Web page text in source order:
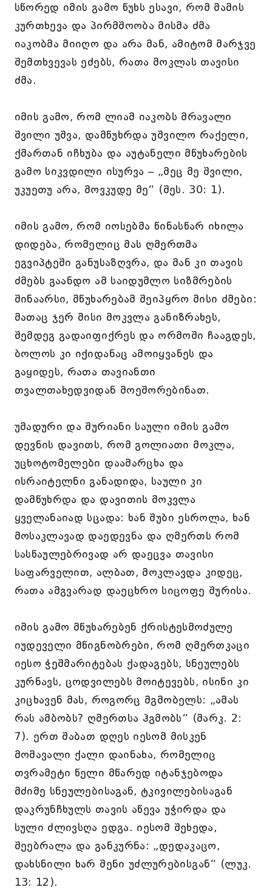
სწორედ იმის გამო წუხს ესავი, რომ მამის
კურთხევა და პირმშოობა მისმა ძმა
იაკობმა მიიღო და არა მან, ამიტომ მარჯვე
შემთხვევას ეძებს, რათა მოკლას თავისი
ძმა.
იმის გამო, რომ ლიამ იაკობს მრავალი
შვილი უშვა, დამწუხრდა უშვილო რაქელი,
ქმართან იჩხუბა და აუტანელი მწუხარების
გამო სიკვდილი ისურვა – „მეც მე შვილი,
უკუეთუ არა, მოვკუდე მე“ (შეს. 30: 1).
იმის გამო, რომ იოსებმა წინასწარ იხილა
დიდება, რომელიც მას ღმერთმა
ეგვიპტეში განუსაზღვრა, და მან კი თავის
ძმებს გაანდო ამ საიდუმლო სიზმრების
შინაარსი, მწუხარებამ შეიპყრო მისი ძმები:
მათაც ჯერ მისი მოკვლა განიზრახეს,
შემდეგ გადაიფიქრეს და ორმოში ჩააგდეს,
ბოლოს კი იქიდანაც ამოიყვანეს და
გაყიდეს, რათა თავიანთი
თვალთახედვიდან მოეშორებინათ.
უმადური და შურიანი საული იმის გამო
დევნის დავითს, რომ გოლიათი მოკლა,
უცხოტომელები დაამარცხა და
ისრაიტელნი განადიდა, საული კი
დამწუხრდა და დავითის მოკვლა
ყველანაიად სცადა: ხან შუბი ესროლა, ხან
მოსაკლავად დაედევნა და ღმერთს რომ
სასწაულებრივად არ დაეცვა თავისი
საფარველით, ალბათ, მოკლავდა კიდეც,
რათა ამგვარად დაეცხრო სიცოფე შურისა.
იმის გამო მწუხარებენ ქრისტესმოძულე
იუდეველი მწიგნობრები, რომ ღმერთკაცი
იესო ჭეშმარიტებას ქადაგებს, სნეულებს
კურნავს, ცოდვილებს მოიტევებს, ისინი კი
კიცხავენ მას, როგორც მგმობელს: „ამას
რას ამბობს? ღმერთსა ჰგმობს“ (მარკ. 2:
7). ერთ შაბათ დღეს იესომ მისკენ
მომავალი ქალი დაინახა, რომელიც
თვრამეტი წელი მწარედ იტანჯებოდა
მძიმე სნეულებისაგან, ტკივილებისაგან
დაკრუნჩხულს თავის აწევა უჭირდა და
სული ძლივსღა ედგა. იესომ შეხედა,
შეებრალა და განკურნა: „დედაკაცო,
დახსნილი ხარ შენი უძლურებისგან“ (ლუკ.
13: 12).